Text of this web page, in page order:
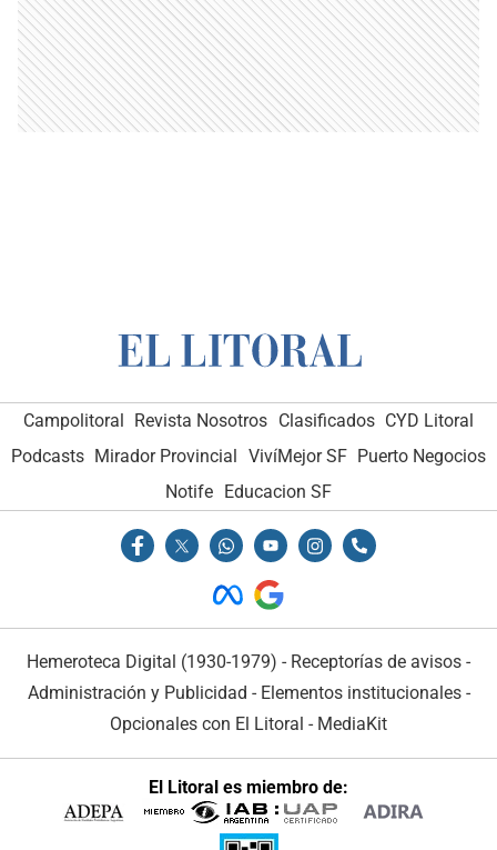
Campolitoral Revista Nosotros Clasificados CYD Litoral
Podcasts Mirador Provincial VivíMejor SF Puerto Negocios
Notife Educacion SF
Hemeroteca Digital (1930-1979) - Receptorías de avisos -
Administración y Publicidad - Elementos institucionales-
Opcionales con El Litoral - MediaKit
El Litoral es miembro de: